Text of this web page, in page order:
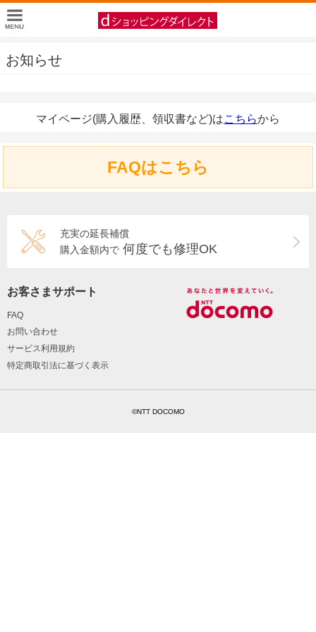
お知らせ
マイページ(購入履歴、領収書など)はこちらから
FAQはこちら
充実の延長補償
購入金額内で 何度でも修理OK
お客さまサポート
FAQ
お問い合わせ
サービス利用規約
特定商取引法に基づく表示
©NTT DOCOMO